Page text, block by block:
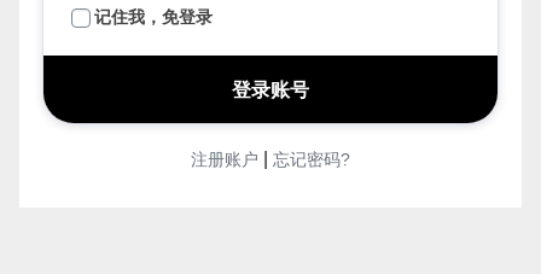
记住我，免登录
注册账户 忘记密码?